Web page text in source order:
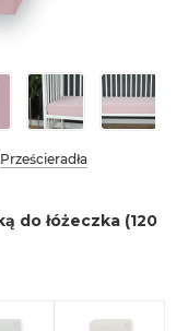
Prześcieradła
do łóżeczka (120